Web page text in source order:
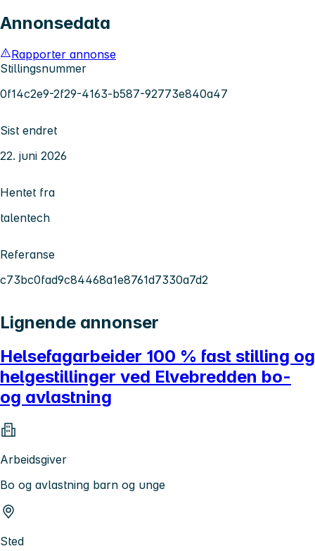
Annonsedata
Rapporter annonse
Stillingsnummer
0f14c2e9-2f29-4163-b587-92773e840a47
Sist endret
22. juni 2026
Hentet fra
talentech
Referanse
c73bc0fad9c84468a1e8761d7330a7d2
Lignende annonser
Helsefagarbeider 100 % fast stilling og
helgestillinger ved Elvebredden bo-
og avlastning
Arbeidsgiver
Bo og avlastning barn og unge
Sted